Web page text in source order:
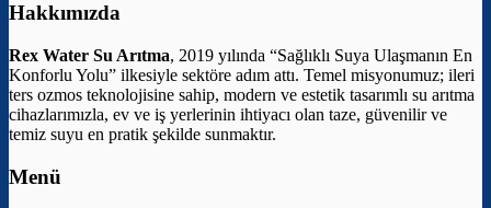
Hakkımızda
Rex Water Su Arıtma, 2019 yılında “Sağlıklı Suya Ulaşmanın En
Konforlu Yolu” ilkesiyle sektöre adım attı. Temel misyonumuz; ileri
ters ozmos teknolojisine sahip, modern ve estetik tasarımlı su arıtma
cihazlarımızla, ev ve iş yerlerinin ihtiyacı olan taze, güvenilir ve
temiz suyu en pratik şekilde sunmaktır.
Menü